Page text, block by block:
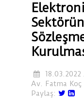
18.03.2022
Av. Fatma Koç
Paylaş: